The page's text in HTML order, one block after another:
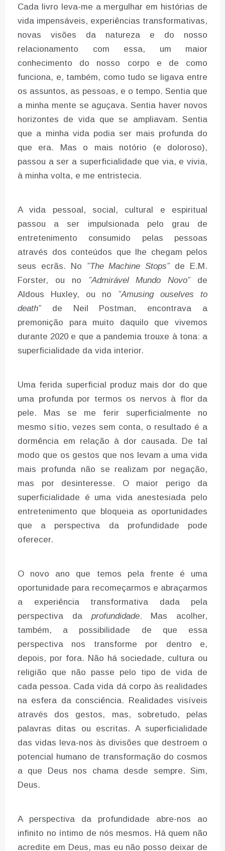
Cada livro leva-me a mergulhar em histórias de
vida impensáveis, experiências transformativas,
novas visões da natureza e do nosso
relacionamento com essa, um maior
conhecimento do nosso corpo e de como
funciona, e, também, como tudo se ligava entre
os assuntos, as pessoas, e o tempo. Sentia que
a minha mente se aguçava. Sentia haver novos
horizontes de vida que se ampliavam. Sentia
que a minha vida podia ser mais profunda do
que era. Mas o mais notório (e doloroso),
passou a ser a superficialidade que via, e vivia,
à minha volta, e me entristecia.
A vida pessoal, social, cultural e espiritual
passou a ser impulsionada pelo grau de
entretenimento consumido pelas pessoas
através dos conteúdos que lhe chegam pelos
seus ecrãs. No ”The Machine Stops”de E.M.
Forster, ou no ”Admirável Mundo Novo”de
Aldous Huxley, ou no ”Amusing ouselves to
death”de Neil Postman, encontrava a
premonição para muito daquilo que vivemos
durante 2020 e que a pandemia trouxe à tona: a
superficialidade da vida interior.
Uma ferida superficial produz mais dor do que
uma profunda por termos os nervos à flor da
pele. Mas se me ferir superficialmente no
mesmo sítio, vezes sem conta, o resultado é a
dormência em relação à dor causada. De tal
modo que os gestos que nos levam a uma vida
mais profunda não se realizam por negação,
mas por desinteresse. O maior perigo da
superficialidade é uma vida anestesiada pelo
entretenimento que bloqueia as oportunidades
que a perspectiva da profundidade pode
oferecer.
O novo ano que temos pela frente é uma
oportunidade para recomeçarmos e abraçarmos
a experiência transformativa dada pela
perspectiva da profundidade. Mas acolher,
também, a possibilidade de que essa
perspectiva nos transforme por dentro e,
depois, por fora. Não há sociedade, cultura ou
religião que não passe pelo tipo de vida de
cada pessoa. Cada vida dá corpo às realidades
na esfera da consciência. Realidades visíveis
através dos gestos, mas, sobretudo, pelas
palavras ditas ou escritas. A superficialidade
das vidas leva-nos às divisões que destroem o
potencial humano de transformação do cosmos
a que Deus nos chama desde sempre. Sim,
Deus.
A perspectiva da profundidade abre-nos ao
infinito no íntimo de nós mesmos. Há quem não
acredite em Deus, mas eu não posso deixar de